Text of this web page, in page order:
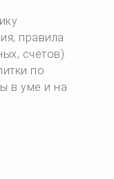
правила
счетов).
по
в уме и на